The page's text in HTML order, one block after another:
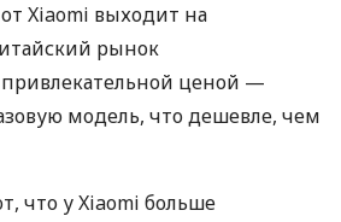
Xiaomi выходит на
рынок
ценой —
модель, что дешевле, чем
что у Xiaomi больше